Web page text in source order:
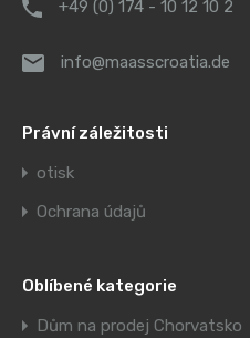
+49 (0) 174 - 10 12 10 2
info@maasscroatia.de
Právní záležitosti
otisk
Ochrana údajů
Oblíbené kategorie
Dům na prodej Chorvatsko